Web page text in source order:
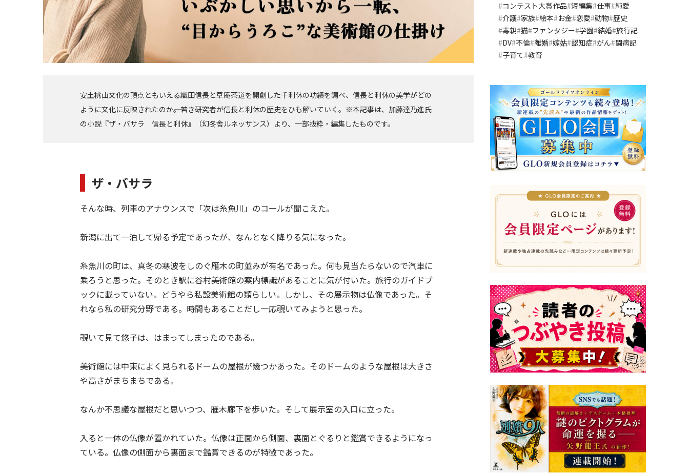
安土桃山文化の頂点ともいえる織田信長と草庵茶道を開創した千利休の功績を調べ、信長と利休の美学がどの
ように文化に反映されたのか――。若き研究者が信長と利休の歴史をひも解いていく。※本記事は、加藤達乃進氏
の小説『ザ・バサラ 信長と利休』（幻冬舎ルネッサンス）より、一部抜粋・編集したものです。
ザ・バサラ
そんな時、列車のアナウンスで「次は糸魚川」のコールが聞こえた。
新潟に出て一泊して帰る予定であったが、なんとなく降りる気になった。
糸魚川の町は、真冬の寒波をしのぐ雁木の町並みが有名であった。何も見当たらないので汽車に
乗ろうと思った。そのとき駅に谷村美術館の案内標識があることに気が付いた。旅行のガイドブ
ックに載っていない。どうやら私設美術館の類らしい。しかし、その展示物は仏像であった。そ
れなら私の研究分野である。時間もあることだし一応覗いてみようと思った。
覗いて見て悠子は、はまってしまったのである。
美術館には中東によく見られるドームの屋根が幾つかあった。そのドームのような屋根は大きさ
や高さがまちまちである。
なんか不思議な屋根だと思いつつ、雁木廊下を歩いた。そして展示室の入口に立った。
入ると一体の仏像が置かれていた。仏像は正面から側面、裏面とぐるりと鑑賞できるようになっ
ている。仏像の側面から裏面まで鑑賞できるのが特徴であった。
コンテスト大賞作品 短編集 仕事 純愛
介護 家族 絵本 お金 恋愛 動物 歴史
毒親 猫 ファンタジー 学園 結婚 旅行記
DV 不倫 離婚 嫁姑 認知症 がん 闘病記
子育て 教育